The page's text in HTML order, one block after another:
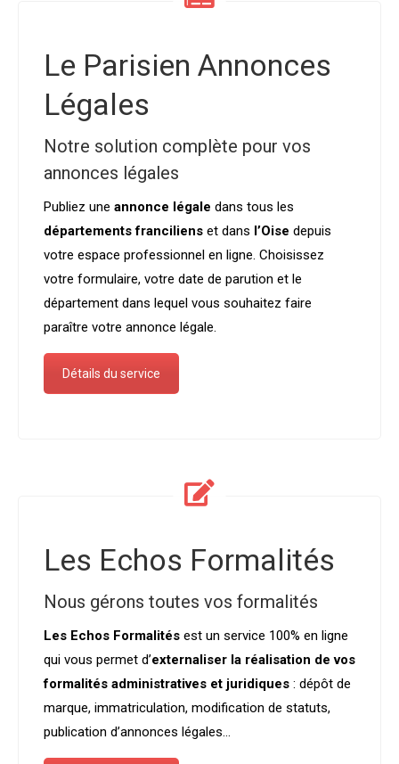
Le Parisien Annonces
Légales
Notre solution complète pour vos
annonces légales
Publiez une annonce légale dans tous les
départements franciliens et dans l’Oise depuis
votre espace professionnel en ligne. Choisissez
votre formulaire, votre date de parution et le
département dans lequel vous souhaitez faire
paraître votre annonce légale.
Détails du service
Les Echos Formalités
Nous gérons toutes vos formalités
Les Echos Formalités est un service 100% en ligne
qui vous permet d’externaliser la réalisation de vos
formalités administratives et juridiques : dépôt de
marque, immatriculation, modification de statuts,
publication d’annonces légales…